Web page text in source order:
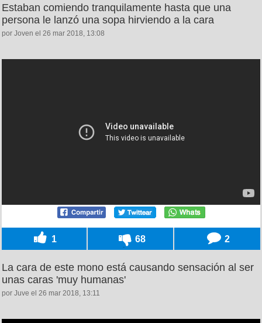
Estaban comiendo tranquilamente hasta que una
persona le lanzó una sopa hirviendo a la cara
por Joven el 26 mar 2018, 13:08
1 68 2
La cara de este mono está causando sensación al ser
unas caras 'muy humanas'
por Juve el 26 mar 2018, 13:11